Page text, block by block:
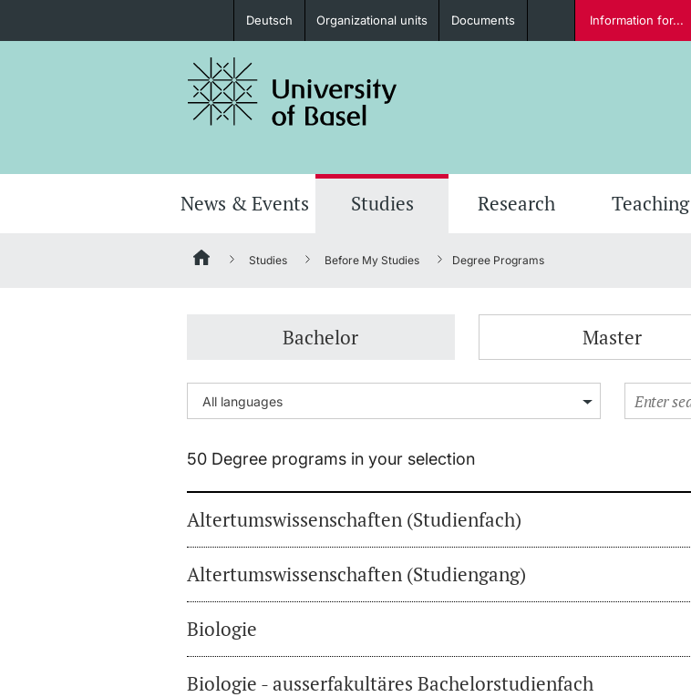
Prospective Students
Donors & Alumni
Further information Further information
Deutsch Organizational units Documents Information for...
News & Events Studies Research Teaching
Studies Before My Studies Degree Programs
Bachelor Master
50 Degree programs in your selection
Altertumswissenschaften (Studienfach)
Altertumswissenschaften (Studiengang)
Biologie
Biologie - ausserfakultäres Bachelorstudienfach